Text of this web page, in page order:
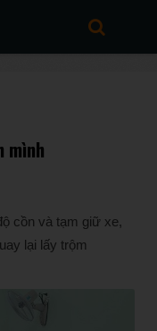
mình
cồn và tạm giữ xe,
lại lấy trộm